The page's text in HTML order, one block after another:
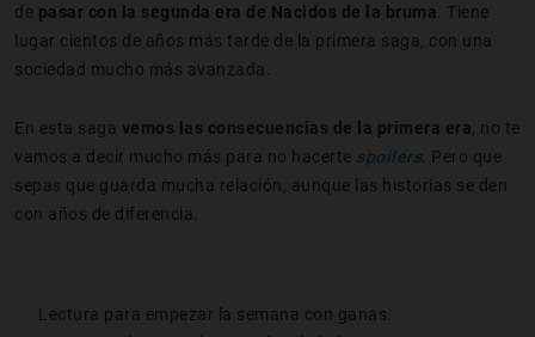
de pasar con la segunda era de Nacidos de la bruma . Tiene
lugar cientos de años más tarde de la primera saga, con una
sociedad mucho más avanzada.
En esta saga vemos las consecuencias de la primera era , no te
vamos a decir mucho más para no hacerte spoilers . Pero que
sepas que guarda mucha relación, aunque las historias se den
con años de diferencia.
Lectura para empezar la semana con ganas.